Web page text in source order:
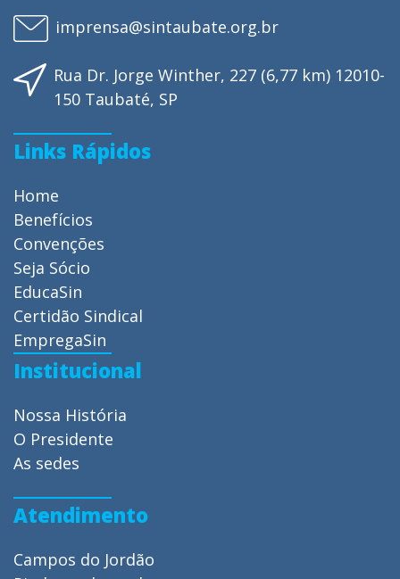
imprensa@sintaubate.org.br
Rua Dr. Jorge Winther, 227 (6,77 km) 12010-
150 Taubaté, SP
Links Rápidos
Home
Benefícios
Convenções
Seja Sócio
EducaSin
Certidão Sindical
EmpregaSin
Institucional
Nossa História
O Presidente
As sedes
Atendimento
Campos do Jordão